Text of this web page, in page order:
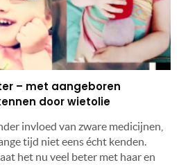
– met aangeboren
door wietolie
invloed van zware medicijnen,
tijd niet eens écht kenden.
het nu veel beter met haar en